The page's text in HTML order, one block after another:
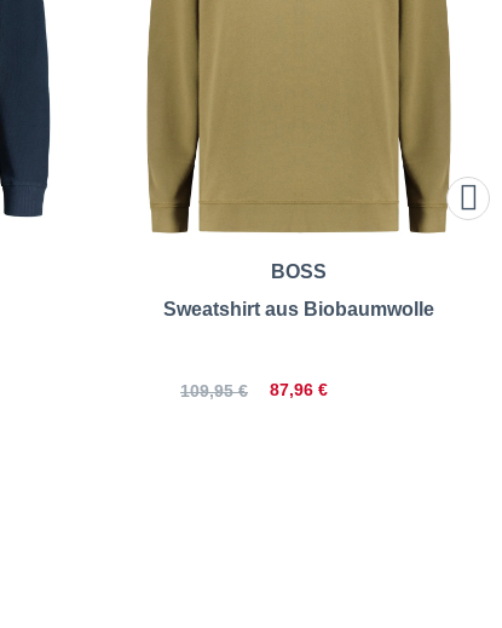
BOSS
Sweatshirt aus Biobaumwolle
87,96 €
109,95 €